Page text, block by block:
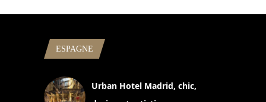
ESPAGNE
Urban Hotel Madrid, chic,